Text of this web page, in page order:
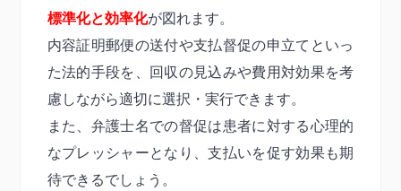
標準化と効率化が図れます。
内容証明郵便の送付や支払督促の申立てといっ
た法的手段を、回収の見込みや費用対効果を考
慮しながら適切に選択・実行できます。
また、弁護士名での督促は患者に対する心理的
なプレッシャーとなり、支払いを促す効果も期
待できるでしょう。